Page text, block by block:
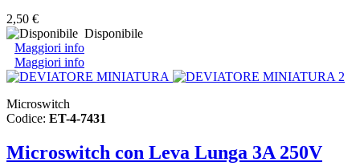
2,50 €
Disponibile
Maggiori info
Maggiori info
Microswitch
Codice: ET-4-7431
Microswitch con Leva Lunga 3A 250V